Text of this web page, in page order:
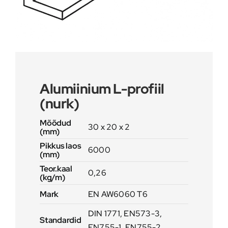
Alumiinium L-profiil
(nurk)
Mõõdud
(mm)
30 x 20 x 2
Pikkus laos
(mm)
6000
Teor.kaal
(kg/m)
0,26
Mark
EN AW6060 T6
Standardid
DIN 1771, EN573-3,